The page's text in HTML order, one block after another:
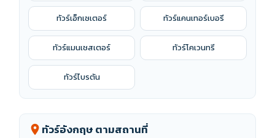
ทัวร์เอ็กเซเตอร์ ทัวร์แคนเทอร์เบอรี
ทัวร์แมนเชสเตอร์ ทัวร์โคเวนทรี
ทัวร์ไบรตัน
location_on ทัวร์อังกฤษ ตามสถานที่